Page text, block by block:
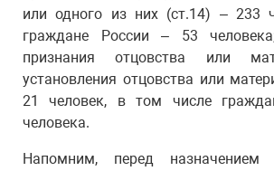
или одного из них (ст.14) – 233
граждане России – 53
признания отцовства или
установления отцовства или
21 человек, в том числе
человека.
Напомним, перед назначением